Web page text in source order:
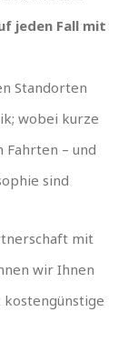
jeden Fall mit
Standorten
wobei kurze
Fahrten – und
sind
mit
wir Ihnen